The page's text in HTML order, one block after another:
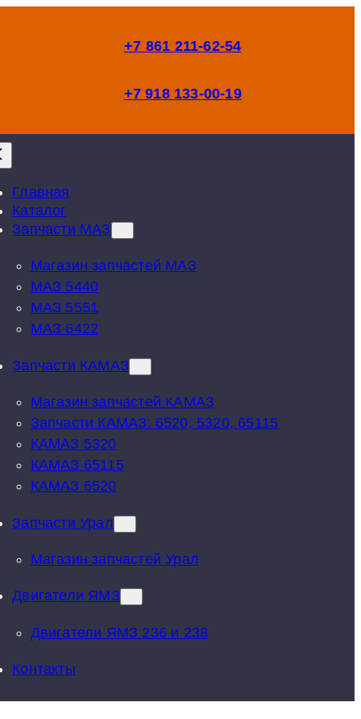
+7 861 211-62-54
+7 918 133-00-19
Главная
Каталог
Запчасти МАЗ
Магазин запчастей МАЗ
МАЗ 5440
МАЗ 5551
МАЗ 6422
Запчасти КАМАЗ
Магазин запчастей КАМАЗ
Запчасти КАМАЗ: 6520, 5320, 65115
КАМАЗ 5320
КАМАЗ 65115
КАМАЗ 6520
Запчасти Урал
Магазин запчастей Урал
Двигатели ЯМЗ
Двигатели ЯМЗ 236 и 238
Контакты